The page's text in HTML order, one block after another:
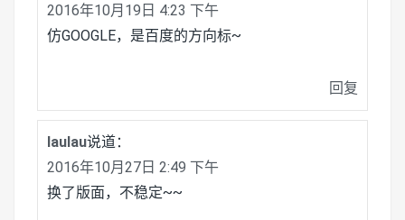
2016年10月19日 4:23 下午
仿GOOGLE，是百度的方向标~
回复
laulau说道：
2016年10月27日 2:49 下午
换了版面，不稳定~~